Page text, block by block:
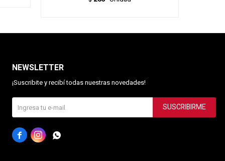
NEWSLETTER
¡Suscribite y recibí todas nuestras novedades!
SUSCRIBIRME
  